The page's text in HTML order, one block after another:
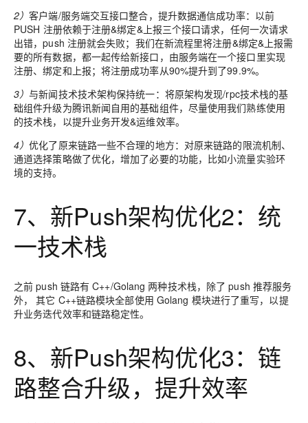
2）客户端/服务端交互接口整合，提升数据通信成功率：以前
PUSH 注册依赖于注册&绑定&上报三个接口请求，任何一次请求
出错，push 注册就会失败；我们在新流程里将注册&绑定&上报需
要的所有数据，都一起传给新接口，由服务端在一个接口里实现
注册、绑定和上报；将注册成功率从90%提升到了99.9%。
3）与新闻技术技术架构保持统一：将原架构发现/rpc技术栈的基
础组件升级为腾讯新闻自用的基础组件，尽量使用我们熟练使用
的技术栈，以提升业务开发&运维效率。
4）优化了原来链路一些不合理的地方：对原来链路的限流机制、
通道选择策略做了优化，增加了必要的功能，比如小流量实验环
境的支持。
7、新Push架构优化2：统
一技术栈
之前 push 链路有 C++/Golang 两种技术栈，除了 push 推荐服务
外， 其它 C++链路模块全部使用 Golang 模块进行了重写，以提
升业务迭代效率和链路稳定性。
8、新Push架构优化3：链
路整合升级，提升效率